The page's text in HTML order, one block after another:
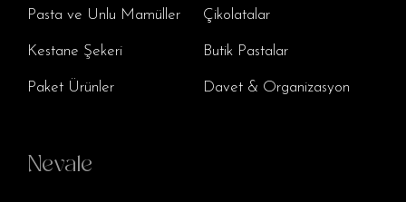
Pasta ve Unlu Mamüller Çikolatalar
Kestane Şekeri Butik Pastalar
Paket Ürünler Davet & Organizasyon
Nevale